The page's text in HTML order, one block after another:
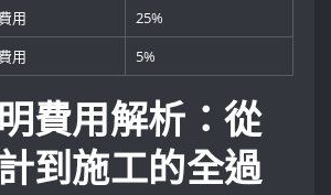
用
25%
用
5%
費用解析：從
到施工的全過